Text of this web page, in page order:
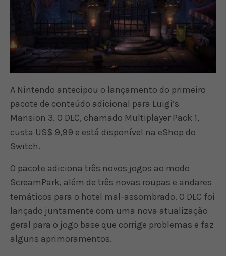
A Nintendo antecipou o lançamento do primeiro
pacote de conteúdo adicional para Luigi’s
Mansion 3. O DLC, chamado Multiplayer Pack 1,
custa US$ 9,99 e está disponível na eShop do
Switch.
O pacote adiciona três novos jogos ao modo
ScreamPark, além de três novas roupas e andares
temáticos para o hotel mal-assombrado. O DLC foi
lançado juntamente com uma nova atualização
geral para o jogo base que corrige problemas e faz
alguns aprimoramentos.